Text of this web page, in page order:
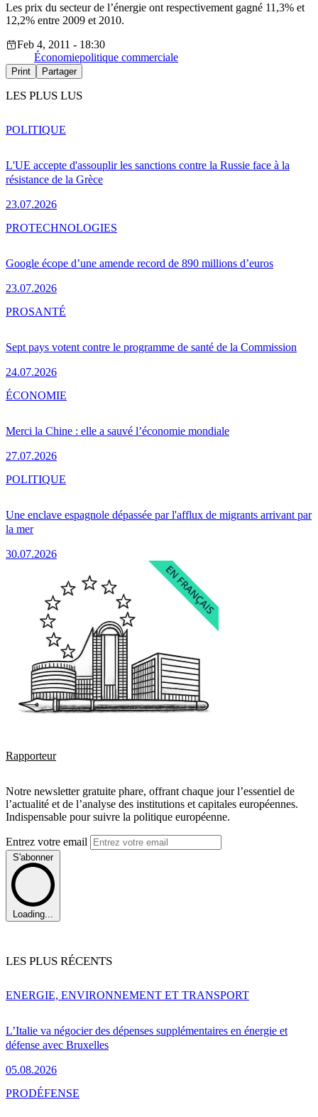
Les prix du secteur de l’énergie ont respectivement gagné 11,3% et
12,2% entre 2009 et 2010.
Feb 4, 2011 - 18:30
Économiepolitique commerciale
Print Partager
LES PLUS LUS
L'UE accepte d'assouplir les sanctions contre la Russie face à la
résistance de la Grèce
23.07.2026
POLITIQUE
Google écope d’une amende record de 890 millions d’euros
23.07.2026
PROTECHNOLOGIES
Sept pays votent contre le programme de santé de la Commission
24.07.2026
PROSANTÉ
Merci la Chine : elle a sauvé l’économie mondiale
27.07.2026
ÉCONOMIE
Une enclave espagnole dépassée par l'afflux de migrants arrivant par
la mer
30.07.2026
POLITIQUE
Rapporteur
Notre newsletter gratuite phare, offrant chaque jour l’essentiel de
l’actualité et de l’analyse des institutions et capitales européennes.
Indispensable pour suivre la politique européenne.
Entrez votre email
S'abonner
Loading...
LES PLUS RÉCENTS
L’Italie va négocier des dépenses supplémentaires en énergie et
défense avec Bruxelles
05.08.2026
ENERGIE, ENVIRONNEMENT ET TRANSPORT
PRODÉFENSE